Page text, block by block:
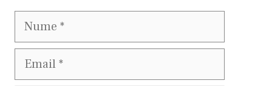
Nume
Email